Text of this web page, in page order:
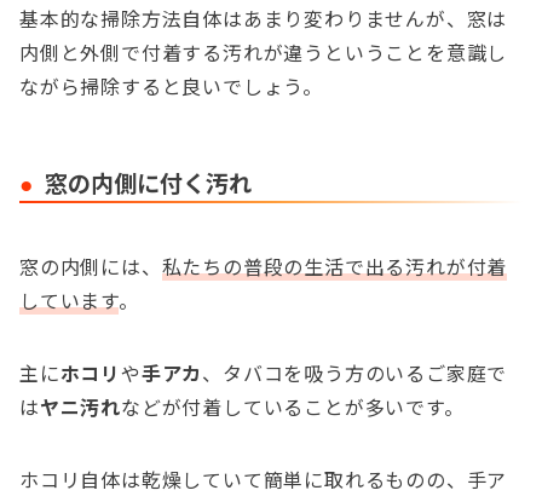
基本的な掃除方法自体はあまり変わりませんが、窓は
内側と外側で付着する汚れが違うということを意識し
ながら掃除すると良いでしょう。
窓の内側に付く汚れ
窓の内側には、 私たちの普段の生活で出る汚れが付着
しています。
主にホコリや手アカ、タバコを吸う方のいるご家庭で
はヤニ汚れなどが付着していることが多いです。
ホコリ自体は乾燥していて簡単に取れるものの、手ア